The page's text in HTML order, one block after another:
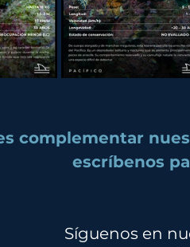
complementar
escríbenos
Síguenos en